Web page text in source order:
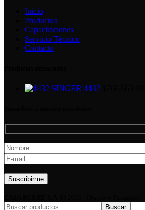
Inicio
Productos
Capacitaciones
Servicio Técnico
Contacto
SINGER 4432
Buscar